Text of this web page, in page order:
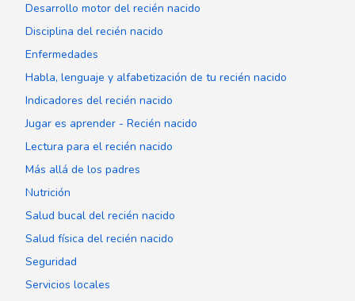
Desarrollo motor del recién nacido
Disciplina del recién nacido
Enfermedades
Habla, lenguaje y alfabetización de tu recién nacido
Indicadores del recién nacido
Jugar es aprender - Recién nacido
Lectura para el recién nacido
Más allá de los padres
Nutrición
Salud bucal del recién nacido
Salud física del recién nacido
Seguridad
Servicios locales